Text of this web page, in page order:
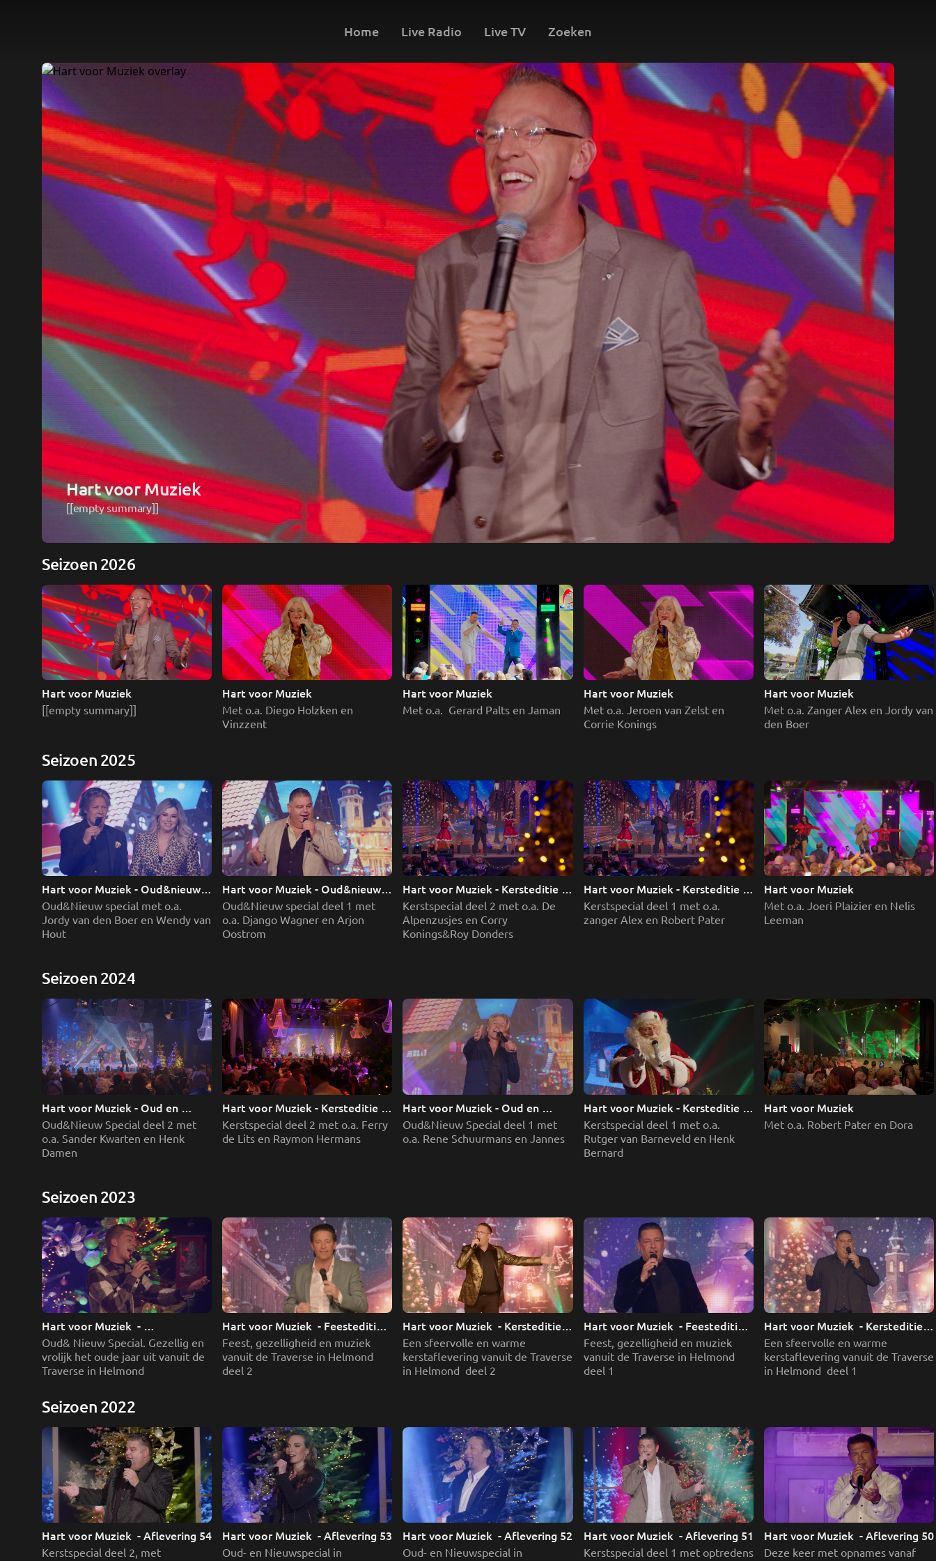
Home Live Radio Live TV Zoeken
Hart voor Muziek
[[empty summary]]
Seizoen 2026
Hart voor Muziek
[[empty summary]]
Hart voor Muziek
Met o.a. Diego Holzken en
Vinzzent
Hart voor Muziek Hart voor Muziek
Met o.a. Jeroen van Zelst en
Corrie Konings
Hart voor Muziek
Met o.a. Zanger Alex en Jordy van
den Boer
Seizoen 2025
Hart voor Muziek - Oud&nieuw
editie deel 2
Oud&Nieuw special met o.a.
Jordy van den Boer en Wendy van
Hout
Hart voor Muziek - Oud&nieuw
editie deel 1
Oud&Nieuw special deel 1 met
o.a. Django Wagner en Arjon
Oostrom
Hart voor Muziek - Kersteditie
deel 2
Kerstspecial deel 2 met o.a. De
Alpenzusjes en Corry
Hart voor Muziek - Kersteditie
deel 1
Kerstspecial deel 1 met o.a.
zanger Alex en Robert Pater
Hart voor Muziek
Met o.a. Joeri Plaizier en Nelis
Leeman
Seizoen 2024
Hart voor Muziek - Oud en
Nieuw deel 2
Oud&Nieuw Special deel 2 met
o.a. Sander Kwarten en Henk
Damen
Hart voor Muziek - Kersteditie
deel 2
Kerstspecial deel 2 met o.a. Ferry
de Lits en Raymon Hermans
Hart voor Muziek - Oud en
Nieuw deel 1
Oud&Nieuw Special deel 1 met
o.a. Rene Schuurmans en Jannes
Hart voor Muziek - Kersteditie
deel 1
Kerstspecial deel 1 met o.a.
Rutger van Barneveld en Henk
Bernard
Hart voor Muziek
Met o.a. Robert Pater en Dora
Seizoen 2023
Hart voor Muziek  -
Oudjaareditie
Oud& Nieuw Special. Gezellig en
vrolijk het oude jaar uit vanuit de
Traverse in Helmond
Hart voor Muziek  - Feesteditie
deel 2
Feest, gezelligheid en muziek
vanuit de Traverse in Helmond
deel 2
Hart voor Muziek  - Kersteditie
deel 2
Een sfeervolle en warme
kerstaflevering vanuit de Traverse
in Helmond  deel 2
Hart voor Muziek  - Feesteditie
deel 1
Feest, gezelligheid en muziek
vanuit de Traverse in Helmond
Hart voor Muziek  - Kersteditie
deel 1
Een sfeervolle en warme
kerstaflevering vanuit de Traverse
in Helmond  deel 1
Seizoen 2022
Kerstspecial deel 2, met
Hart voor Muziek  - Aflevering 53
Oud- en Nieuwspecial in
Hart voor Muziek  - Aflevering 52
Oud- en Nieuwspecial in
Hart voor Muziek  - Aflevering 51
Kerstspecial deel 1 met optredens
Hart voor Muziek  - Aflevering 50
Deze keer met opnames vanaf